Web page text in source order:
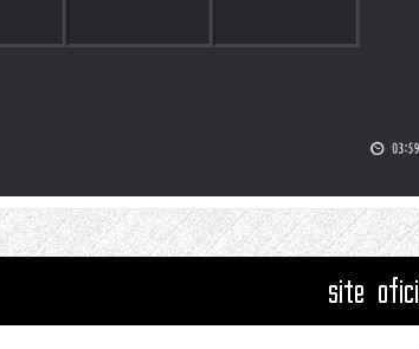
site